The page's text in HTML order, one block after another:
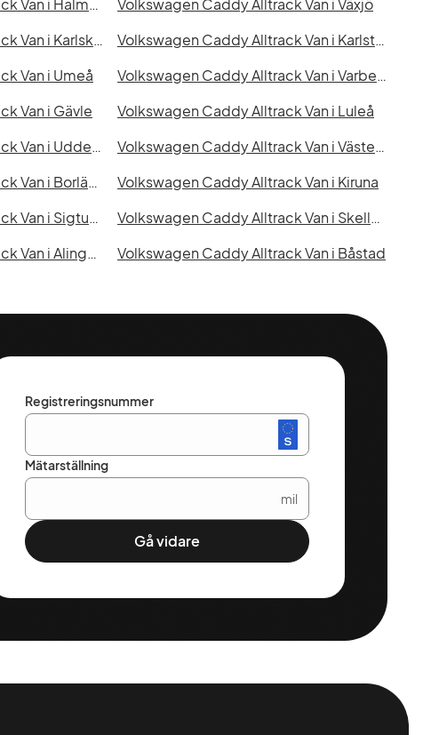
Volkswagen Caddy Alltrack Van i Halmstad
Volkswagen Caddy Alltrack Van i Växjö
Volkswagen Caddy Alltrack Van i Karlskrona
Volkswagen Caddy Alltrack Van i Karlstad
Van i Umeå
Volkswagen Caddy Alltrack Van i Varberg
Van i Gävle
Volkswagen Caddy Alltrack Van i Luleå
Volkswagen Caddy Alltrack Van i Uddevalla
Volkswagen Caddy Alltrack Van i Västervik
Volkswagen Caddy Alltrack Van i Borlänge
Volkswagen Caddy Alltrack Van i Kiruna
Volkswagen Caddy Alltrack Van i Sigtuna
Volkswagen Caddy Alltrack Van i Skellefteå
Volkswagen Caddy Alltrack Van i Alingsås Volkswagen Caddy Alltrack Van i Båstad
Registreringsnummer
Mätarställning
mil
Gå vidare